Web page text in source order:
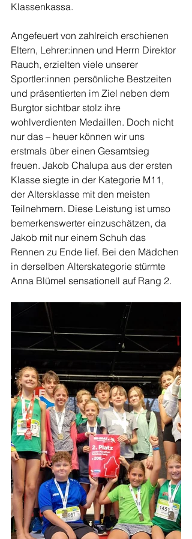
Klassenkassa.
Angefeuert von zahlreich erschienen
Eltern, Lehrer:innen und Herrn Direktor
Rauch, erzielten viele unserer
Sportler:innen persönliche Bestzeiten
und präsentierten im Ziel neben dem
Burgtor sichtbar stolz ihre
wohlverdienten Medaillen. Doch nicht
nur das – heuer können wir uns
erstmals über einen Gesamtsieg
freuen. Jakob Chalupa aus der ersten
Klasse siegte in der Kategorie M11,
der Altersklasse mit den meisten
Teilnehmern. Diese Leistung ist umso
bemerkenswerter einzuschätzen, da
Jakob mit nur einem Schuh das
Rennen zu Ende lief. Bei den Mädchen
in derselben Alterskategorie stürmte
Anna Blümel sensationell auf Rang 2.